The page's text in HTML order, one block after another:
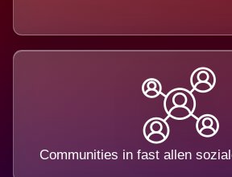
Communities in fast allen